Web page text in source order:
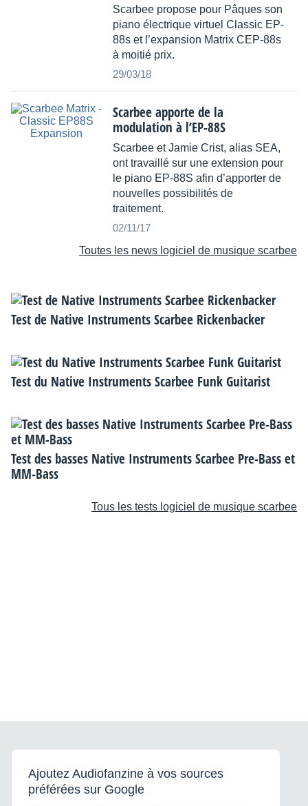
Scarbee propose pour Pâques son
piano électrique virtuel Classic EP-
88s et l’expansion Matrix CEP-88s
à moitié prix.
29/03/18
Scarbee apporte de la
modulation à l’EP-88S
Scarbee et Jamie Crist, alias SEA,
ont travaillé sur une extension pour
le piano EP-88S afin d’apporter de
nouvelles possibilités de
traitement.
02/11/17
Toutes les news logiciel de musique scarbee
Test de Native Instruments Scarbee Rickenbacker
Test du Native Instruments Scarbee Funk Guitarist
Test des basses Native Instruments Scarbee Pre-Bass et
MM-Bass
Tous les tests logiciel de musique scarbee
Ajoutez Audiofanzine à vos sources
préférées sur Google